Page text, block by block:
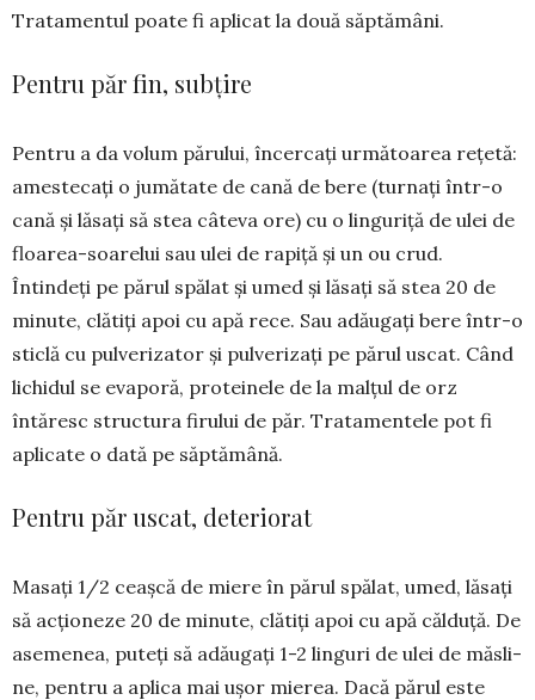
Tratamentul poate fi aplicat la două săptămâni.
Pentru păr fin, subţire
Pentru a da volum părului, în­cercaţi următoarea reţetă:
amestecaţi o jumătate de cană de bere (turnaţi într-o
cană şi lăsaţi să stea câteva ore) cu o linguriţă de ulei de
floarea-soa­relui sau ulei de rapiţă şi un ou crud.
Întindeţi pe părul spălat şi umed şi lăsaţi să stea 20 de
mi­nute, clătiţi apoi cu apă rece. Sau adău­gaţi bere într-o
sticlă cu pulverizator şi pulverizaţi pe părul uscat. Când
lichi­dul se evaporă, proteinele de la malţul de orz
întăresc structura firului de păr. Tra­tamentele pot fi
aplicate o dată pe săp­tămână.
Pentru păr uscat, deteriorat
Masaţi 1/2 ceaşcă de mie­re în pă­rul spălat, umed, lăsaţi
să ac­ționeze 20 de minute, clătiţi apoi cu apă căl­duţă. De
asemenea, pu­teţi să adăugaţi 1-2 lin­guri de ulei de măsli­
ne, pentru a aplica mai uşor mierea. Dacă pă­rul este